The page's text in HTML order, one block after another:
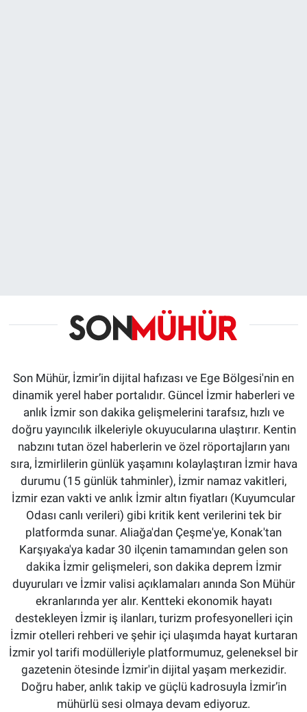
Son Mühür, İzmir’in dijital hafızası ve Ege Bölgesi'nin en
dinamik yerel haber portalıdır. Güncel İzmir haberleri ve
anlık İzmir son dakika gelişmelerini tarafsız, hızlı ve
doğru yayıncılık ilkeleriyle okuyucularına ulaştırır. Kentin
nabzını tutan özel haberlerin ve özel röportajların yanı
sıra, İzmirlilerin günlük yaşamını kolaylaştıran İzmir hava
durumu (15 günlük tahminler), İzmir namaz vakitleri,
İzmir ezan vakti ve anlık İzmir altın fiyatları (Kuyumcular
Odası canlı verileri) gibi kritik kent verilerini tek bir
platformda sunar. Aliağa'dan Çeşme'ye, Konak'tan
Karşıyaka'ya kadar 30 ilçenin tamamından gelen son
dakika İzmir gelişmeleri, son dakika deprem İzmir
duyuruları ve İzmir valisi açıklamaları anında Son Mühür
ekranlarında yer alır. Kentteki ekonomik hayatı
destekleyen İzmir iş ilanları, turizm profesyonelleri için
İzmir otelleri rehberi ve şehir içi ulaşımda hayat kurtaran
İzmir yol tarifi modülleriyle platformumuz, geleneksel bir
gazetenin ötesinde İzmir'in dijital yaşam merkezidir.
Doğru haber, anlık takip ve güçlü kadrosuyla İzmir’in
mühürlü sesi olmaya devam ediyoruz.